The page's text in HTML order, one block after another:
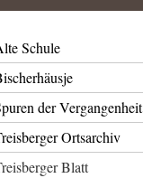
Schule
der Vergangenheit
Ortsarchiv
Blatt